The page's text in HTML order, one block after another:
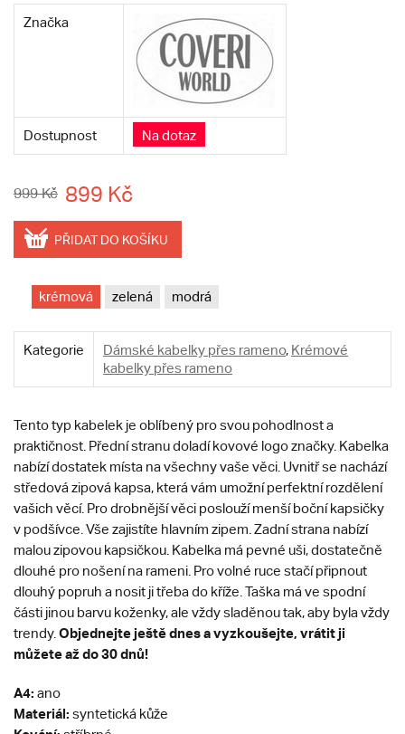
Značka
Dostupnost Na dotaz
999 Kč 899 Kč
PŘIDAT DO KOŠÍKU
krémová zelená modrá
Kategorie Dámské kabelky přes rameno, Krémové
kabelky přes rameno
Tento typ kabelek je oblíbený pro svou pohodlnost a
praktičnost. Přední stranu doladí kovové logo značky. Kabelka
nabízí dostatek místa na všechny vaše věci. Uvnitř se nachází
středová zipová kapsa, která vám umožní perfektní rozdělení
vašich věcí. Pro drobnější věci poslouží menší boční kapsičky
v podšívce. Vše zajistíte hlavním zipem. Zadní strana nabízí
malou zipovou kapsičkou. Kabelka má pevné uši, dostatečně
dlouhé pro nošení na rameni. Pro volné ruce stačí připnout
dlouhý popruh a nosit ji třeba do kříže. Taška má ve spodní
části jinou barvu koženky, ale vždy sladěnou tak, aby byla vždy
trendy. Objednejte ještě dnes a vyzkoušejte, vrátit ji
můžete až do 30 dnů!
A4: ano
Materiál: syntetická kůže